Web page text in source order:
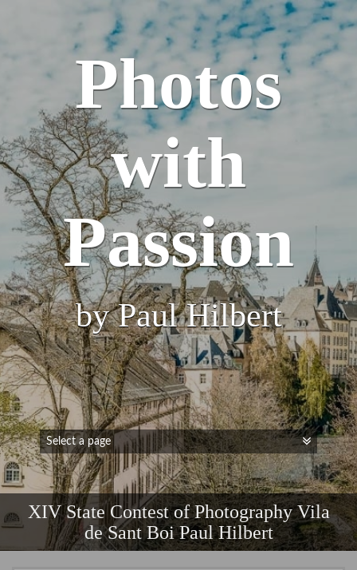
Photos
with
Passion
by Paul Hilbert
XIV State Contest of Photography Vila
de Sant Boi Paul Hilbert